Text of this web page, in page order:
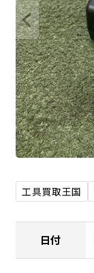
工具買取王国
日付